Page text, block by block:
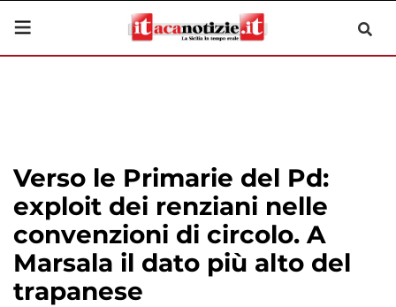
Verso le Primarie del Pd:
exploit dei renziani nelle
convenzioni di circolo. A
Marsala il dato più alto del
trapanese